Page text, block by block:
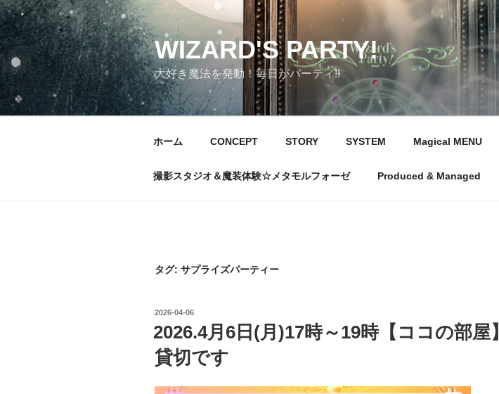
コ
ン
テ
ン
ツ
へ
ス
WIZARD'S PARTY!
大好き魔法を発動！毎日がパーティ!!
ホーム CONCEPT STORY SYSTEM Magical MENU
撮影スタジオ＆魔装体験☆メタモルフォーゼ Produced & Managed
タグ: サプライズパーティー
投
日:
2026-04-06
2026.4月6日(月)17時～19時【ココの部屋】
貸切です